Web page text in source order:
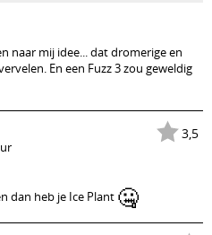
naar mij idee... dat dromerige en
En een Fuzz 3 zou geweldig
3,5
dan heb je Ice Plant 🤐